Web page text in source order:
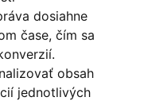
dosiahne
čase, čím sa
obsah
jednotlivých